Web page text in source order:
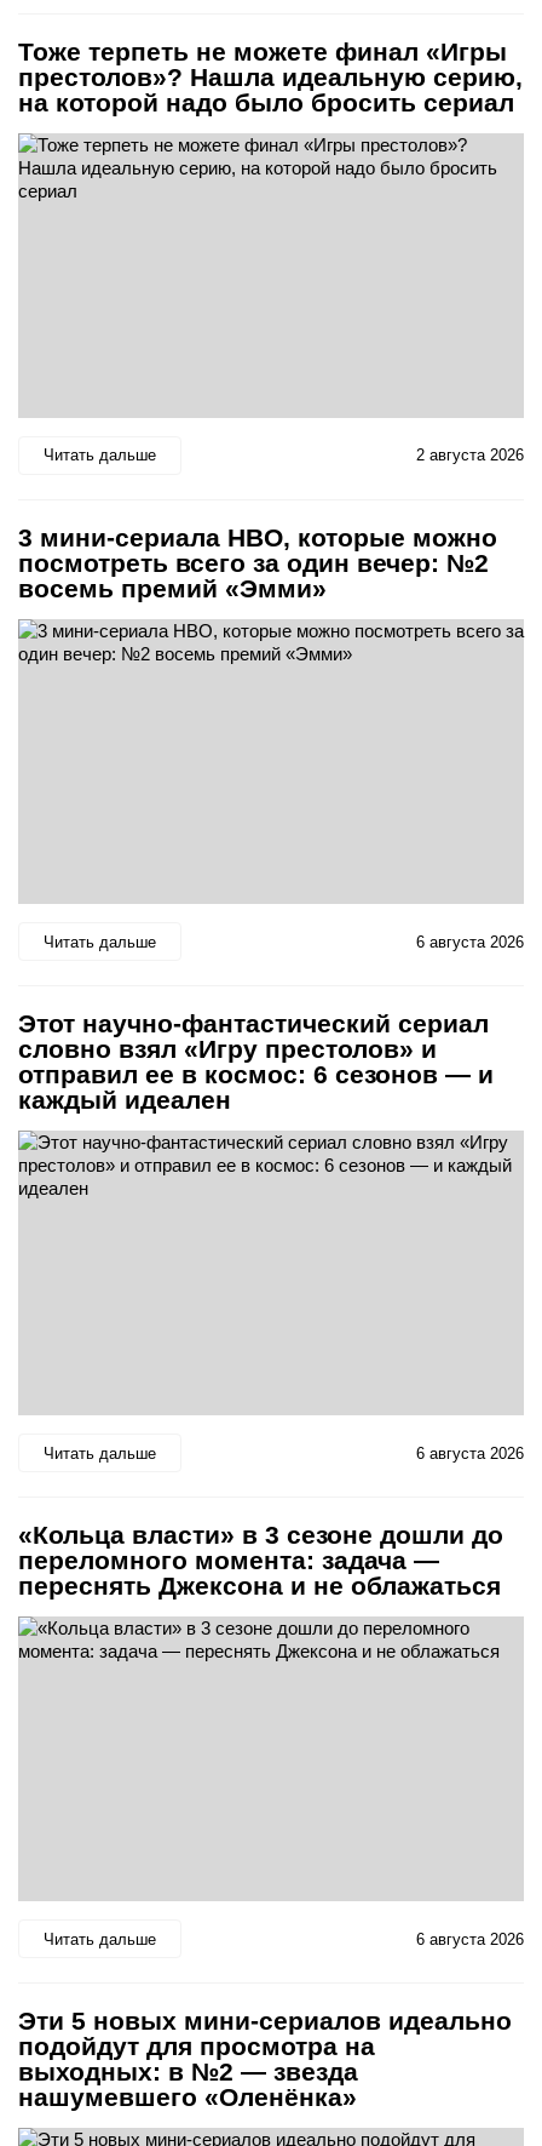
Тоже терпеть не можете финал «Игры
престолов»? Нашла идеальную серию,
на которой надо было бросить сериал
Читать дальше 2 августа 2026
3 мини-сериала HBO, которые можно
посмотреть всего за один вечер: №2
восемь премий «Эмми»
Читать дальше 6 августа 2026
Этот научно-фантастический сериал
словно взял «Игру престолов» и
отправил ее в космос: 6 сезонов — и
каждый идеален
Читать дальше 6 августа 2026
«Кольца власти» в 3 сезоне дошли до
переломного момента: задача —
переснять Джексона и не облажаться
Читать дальше 6 августа 2026
Эти 5 новых мини-сериалов идеально
подойдут для просмотра на
выходных: в №2 — звезда
нашумевшего «Оленёнка»